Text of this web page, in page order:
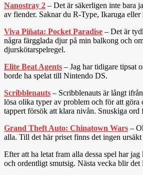
Nanostray 2 – Det är säkerligen inte bara
av fiender. Saknar du R-Type, Ikaruga
Viva Piñata: Pocket Paradise – Det är
några färgglada djur på min balkong och
djurskötarspelregel.
Elite Beat Agents – Jag har tidigare tipsat
borde ha spelat till Nintendo DS.
Scribblenauts – Scribblenauts är långt
lösa olika typer av problem och för att göra
tappert försök att klara nivån. Snuskiga ord
Grand Theft Auto: Chinatown Wars –
alla. Till det här priset finns det ingen
Efter att ha letat fram alla dessa spel har
och ordentligt smutsig. Nästa vecka blir